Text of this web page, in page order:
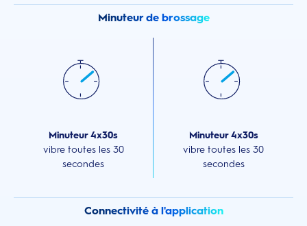
Minuteur de brossage
Minuteur 4x30s
vibre toutes les 30
secondes
Minuteur 4x30s
vibre toutes les 30
secondes
Connectivité à l'application